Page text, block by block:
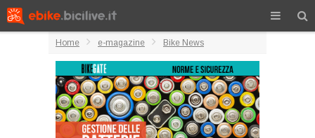
Home e-magazine Bike News